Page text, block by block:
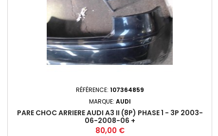
RÉFÉRENCE: 107364859
MARQUE: AUDI
PARE CHOC ARRIERE AUDI A3 II (8P) PHASE 1 - 3P 2003-
06-2008-06 +
Prix
80,00 €